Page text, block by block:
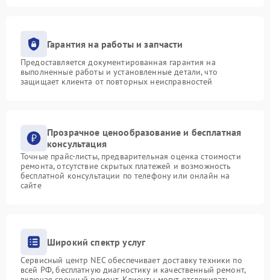
Гарантия на работы и запчасти
Предоставляется документированная гарантия на
выполненные работы и установленные детали, что
защищает клиента от повторных неисправностей
Прозрачное ценообразование и бесплатная
консультация
Точные прайс-листы, предварительная оценка стоимости
ремонта, отсутствие скрытых платежей и возможность
бесплатной консультации по телефону или онлайн на
сайте
Широкий спектр услуг
Сервисный центр NEC обеспечивает доставку техники по
всей РФ, бесплатную диагностику и качественный ремонт,